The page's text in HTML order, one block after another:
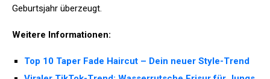
Geburtsjahr überzeugt.
Weitere Informationen:
Top 10 Taper Fade Haircut – Dein neuer Style-Trend